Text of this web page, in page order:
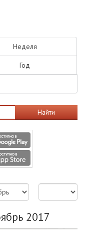
Неделя
Год
Найти
2017